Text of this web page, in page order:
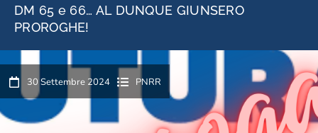
DM 65 e 66… AL DUNQUE GIUNSERO
PROROGHE!
30 Settembre 2024 PNRR